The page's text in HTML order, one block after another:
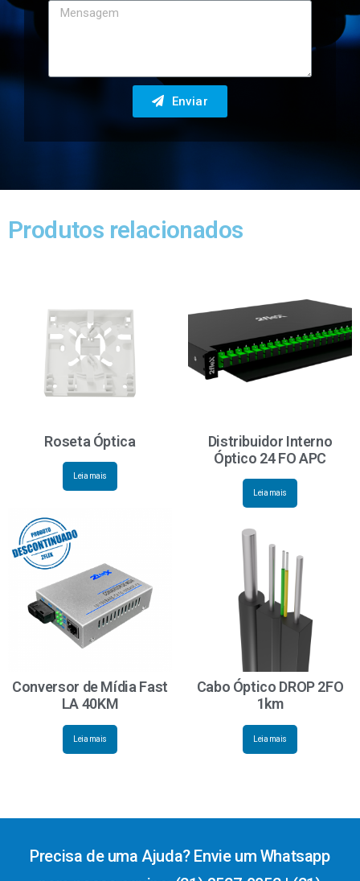
Enviar
Produtos relacionados
Roseta Óptica
Leia mais
Distribuidor Interno
Óptico 24 FO APC
Leia mais
Conversor de Mídia Fast
LA 40KM
Leia mais
Cabo Óptico DROP 2FO
1km
Leia mais
Precisa de uma Ajuda? Envie um Whatsapp